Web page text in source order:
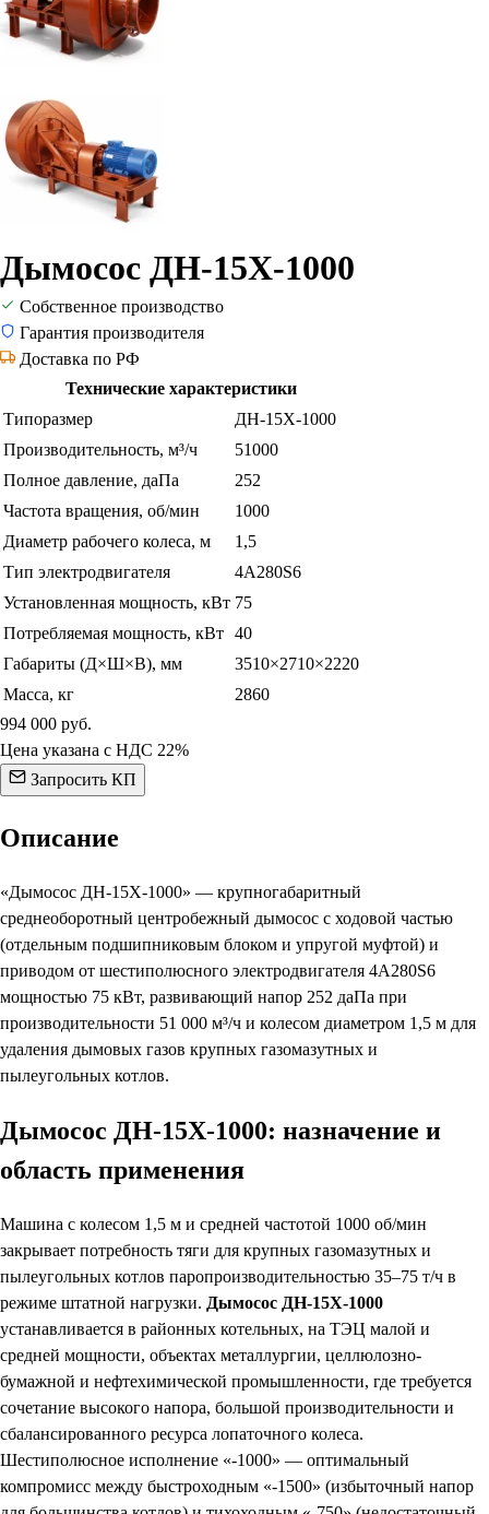
Дымосос ДН-15Х-1000
Собственное производство
Гарантия производителя
Доставка по РФ
Технические характеристики
Типоразмер
ДН-15Х-1000
Производительность, м³/ч
51000
Полное давление, даПа
252
Частота вращения, об/мин
1000
Диаметр рабочего колеса, м
1,5
Тип электродвигателя
4А280S6
Установленная мощность, кВт 75
Потребляемая мощность, кВт 40
Габариты (Д×Ш×В), мм
3510×2710×2220
Масса, кг
2860
994 000 руб.
Цена указана с НДС 22%
Запросить КП
Описание
«Дымосос ДН-15Х-1000» — крупногабаритный
среднеоборотный центробежный дымосос с ходовой частью
(отдельным подшипниковым блоком и упругой муфтой) и
приводом от шестиполюсного электродвигателя 4А280S6
мощностью 75 кВт, развивающий напор 252 даПа при
производительности 51 000 м³/ч и колесом диаметром 1,5 м для
удаления дымовых газов крупных газомазутных и
пылеугольных котлов.
Дымосос ДН-15Х-1000: назначение и
область применения
Машина с колесом 1,5 м и средней частотой 1000 об/мин
закрывает потребность тяги для крупных газомазутных и
пылеугольных котлов паропроизводительностью 35–75 т/ч в
режиме штатной нагрузки. Дымосос ДН-15Х-1000
устанавливается в районных котельных, на ТЭЦ малой и
средней мощности, объектах металлургии, целлюлозно-
бумажной и нефтехимической промышленности, где требуется
сочетание высокого напора, большой производительности и
сбалансированного ресурса лопаточного колеса.
Шестиполюсное исполнение «-1000» — оптимальный
компромисс между быстроходным «-1500» (избыточный напор